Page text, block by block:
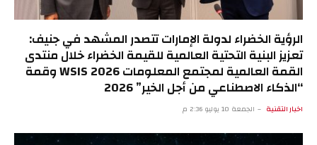
الرؤية الخضراء لدولة الإمارات تتصدر المشهد في جنيف:
تعزيز البنية التحتية العالمية للقيمة الخضراء خلال منتدى
القمة العالمية لمجتمع المعلومات WSIS 2026 وقمة
“الذكاء الاصطناعي من أجل الخير” 2026
اخبار التقنية الجمعة 10 يوليو 2:36 م